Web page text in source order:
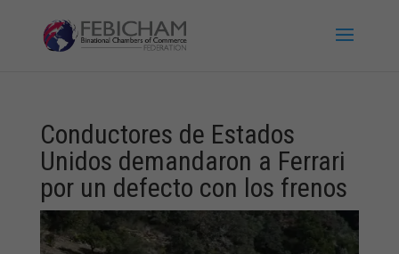
Conductores de Estados
Unidos demandaron a Ferrari
por un defecto con los frenos